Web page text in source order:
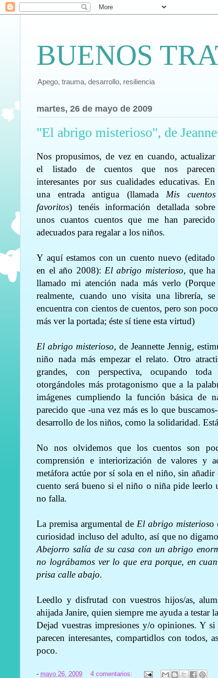
BUENOS
Apego, trauma, desarrollo, resiliencia
martes, 26 de mayo de 2009
"El abrigo misterioso", de
Nos propusimos, de vez en cuando, actualizar
el listado de cuentos que nos parecen
interesantes por sus cualidades educativas. En
una entrada antigua (llamada Mis cuentos
favoritos) tenéis información detallada sobre
unos cuantos cuentos que me han parecido
adecuados para regalar a los niños.
Y aquí estamos con un cuento nuevo (editado
en el año 2008): El abrigo misterioso,que ha
llamado mi atención nada más verlo (Porque
realmente, cuando uno visita una librería, se
encuentra con cientos de cuentos, pero son
más ver la portada; éste sí tiene esta virtud)
El abrigo misterioso, de Jeannette Jennig,
niño nada más empezar el relato. Otro
grandes, con perspectiva, ocupando
otorgándoles más protagonismo que a la
imágenes cumpliendo la función básica de
parecido que -una vez más es lo que
desarrollo de los niños, como la solidaridad.
No nos olvidemos que los cuentos son
comprensión e interiorización de valores y
metáfora actúe por sí sola en el niño, sin
cuento será bueno si el niño o niña pide leerlo
no falla.
La premisa argumental de El abrigo misterioso
curiosidad incluso del adulto, así que no
Abejorro salía de su casa con un abrigo
no lográbamos ver lo que era porque, en
prisa calle abajo.
Leedlo y disfrutad con vuestros hijos/as,
ahijada Janire, quien siempre me ayuda a testar
Dejad vuestras impresiones y/o opiniones. Y
parecen interesantes, compartidlos con todos,
poco.
- mayo 26, 2009 4 comentarios: